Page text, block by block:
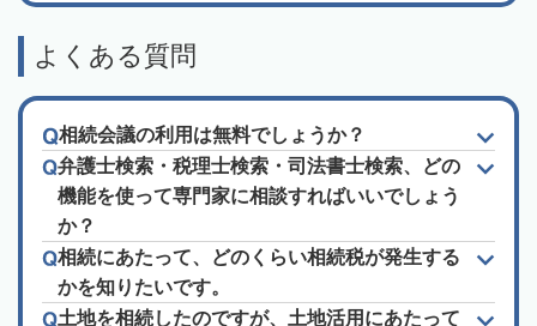
よくある質問
相続会議の利用は無料でしょうか？
弁護士検索・税理士検索・司法書士検索、どの
機能を使って専門家に相談すればいいでしょう
か？
相続にあたって、どのくらい相続税が発生する
かを知りたいです。
土地を相続したのですが、土地活用にあたって